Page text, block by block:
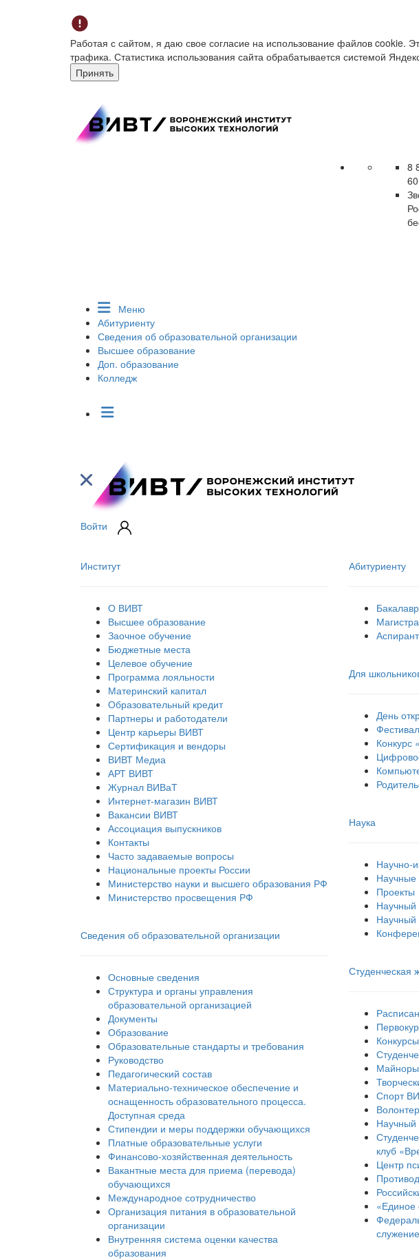
Работая с сайтом, я даю свое согласие на использование файлов cookie.
трафика. Статистика использования сайта обрабатывается системой
Принять
8
Меню
Абитуриенту
Сведения об образовательной организации
Высшее образование
Доп. образование
Колледж
Войти
Институт
О ВИВТ
Высшее образование
Заочное обучение
Бюджетные места
Целевое обучение
Программа лояльности
Материнский капитал
Образовательный кредит
Партнеры и работодатели
Центр карьеры ВИВТ
Сертификация и вендоры
ВИВТ Медиа
АРТ ВИВТ
Журнал ВИВаТ
Интернет-магазин ВИВТ
Вакансии ВИВТ
Ассоциация выпускников
Контакты
Часто задаваемые вопросы
Национальные проекты России
Министерство науки и высшего образования РФ
Министерство просвещения РФ
Сведения об образовательной организации
Основные сведения
Структура и органы управления
образовательной организацией
Документы
Образование
Образовательные стандарты и требования
Руководство
Педагогический состав
Материально-техническое обеспечение и
оснащенность образовательного процесса.
Доступная среда
Стипендии и меры поддержки обучающихся
Платные образовательные услуги
Финансово-хозяйственная деятельность
Вакантные места для приема (перевода)
обучающихся
Международное сотрудничество
Организация питания в образовательной
организации
Внутренняя система оценки качества
образования
Абитуриенту
Для
День
Конкурс
Наука
Научно-
Научные
Проекты
Научный
Студенческая
Майноры
Спорт
Научный
клуб
Центр
«Единое